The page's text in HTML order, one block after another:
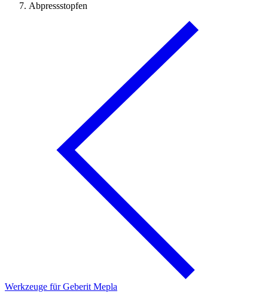
Abpressstopfen
Werkzeuge für Geberit Mepla